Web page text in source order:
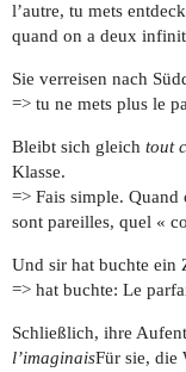
l’autre, tu mets
quand on a deux
Sie verreisen nach
=> tu ne mets plus le
Bleibt sich gleich tout
Klasse.
=> Fais simple. Quand
sont pareilles, quel «
Und sir hat buchte ein
=> hat buchte: Le
Schließlich, ihre
l’imaginaisFür sie, die